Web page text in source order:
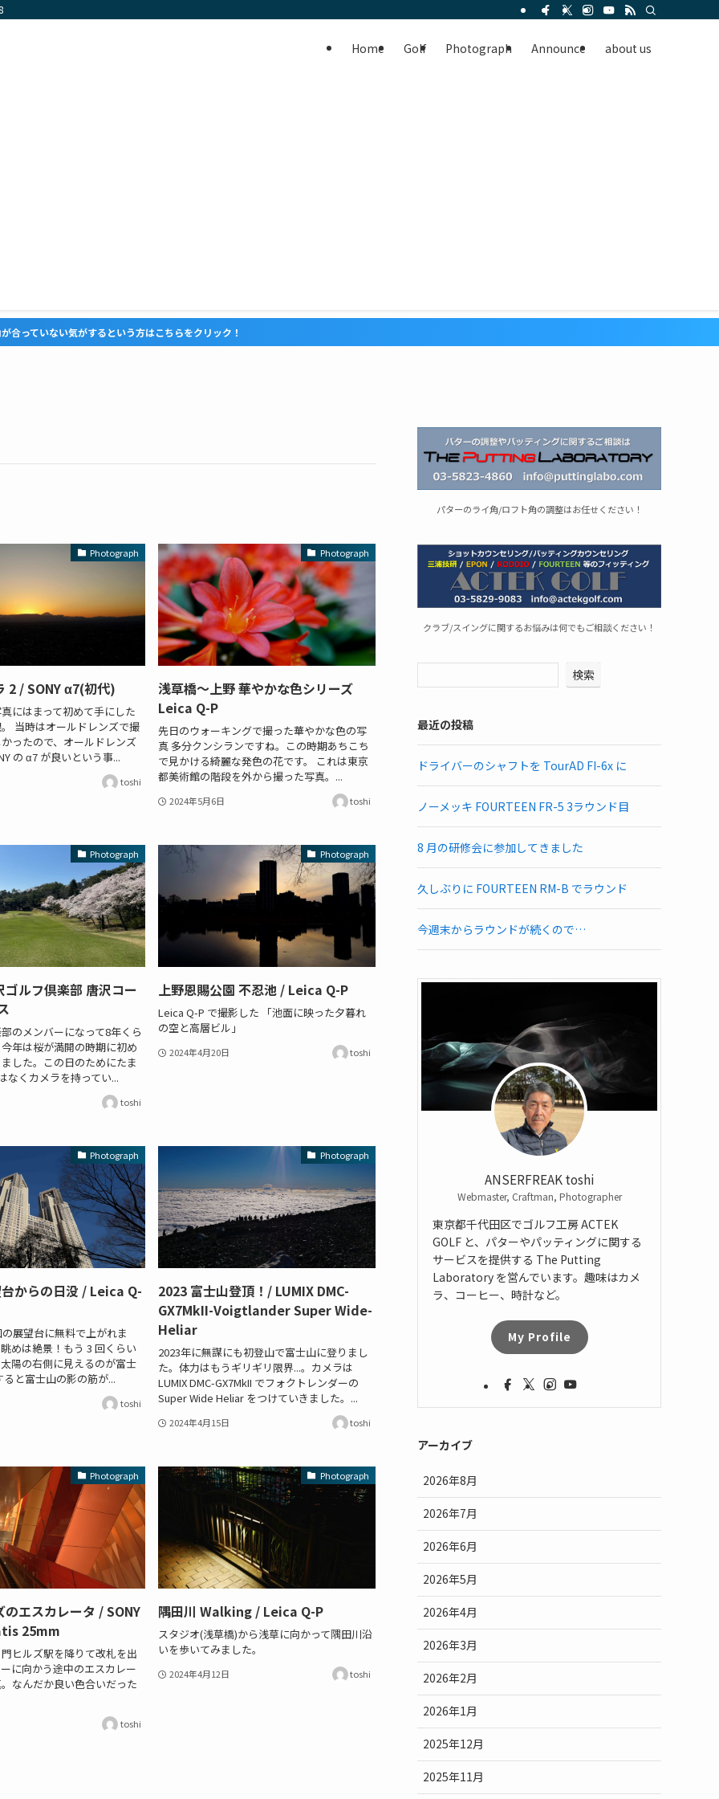
Home Golf Photograph Announce about us
という方はこちらをクリック！
Photograph
2 / SONY α7(初代)
にはまって初めて手にした
当時はオールドレンズで撮
ったので、オールドレンズ
の α7 が良いという事...
toshi
Photograph
浅草橋～上野 華やかな色シリーズ
Leica Q-P
先日のウォーキングで撮った華やかな色の写
真 多分クンシランですね。この時期あちこち
で見かける綺麗な発色の花です。 これは東京
都美術館の階段を外から撮った写真。...
2024年5月6日 toshi
Photograph
ルフ倶楽部 唐沢コー
のメンバーになって8年くら
年は桜が満開の時期に初め
した。この日のためにたま
なくカメラを持ってい...
toshi
Photograph
上野恩賜公園 不忍池 / Leica Q-P
Leica Q-P で撮影した 「池面に映った夕暮れ
の空と高層ビル」
2024年4月20日 toshi
Photograph
からの日没 / Leica Q-
展望台に無料で上がれま
めは絶景！もう 3 回くらい
陽の右側に見えるのが富士
と富士山の影の筋が...
toshi
Photograph
2023 富士山登頂！/ LUMIX DMC-
GX7MkII-Voigtlander Super Wide-
Heliar
2023年に無謀にも初登山で富士山に登りまし
た。体力はもうギリギリ限界...。カメラは
LUMIX DMC-GX7MkII でフォクトレンダーの
Super Wide Heliar をつけていきました。...
2024年4月15日 toshi
Photograph
エスカレータ / SONY
25mm
ヒルズ駅を降りて改札を出
に向かう途中のエスカレー
なんだか良い色合いだった
toshi
Photograph
隅田川 Walking / Leica Q-P
スタジオ(浅草橋)から浅草に向かって隅田川沿
いを歩いてみました。
2024年4月12日 toshi
パターのライ角/ロフト角の調整はお任せください！
クラブ/スイングに関するお悩みは何でもご相談ください！
検索
最近の投稿
ドライバーのシャフトを TourAD FI-6x に
ノーメッキ FOURTEEN FR-5 3ラウンド目
8 月の研修会に参加してきました
久しぶりに FOURTEEN RM-B でラウンド
今週末からラウンドが続くので…
ANSERFREAK toshi
Webmaster, Craftman, Photographer
東京都千代田区でゴルフ工房 ACTEK
GOLF と、パターやパッティングに関する
サービスを提供する The Putting
Laboratory を営んでいます。趣味はカメ
ラ、コーヒー、時計など。
My Profile
アーカイブ
2026年8月
2026年7月
2026年6月
2026年5月
2026年4月
2026年3月
2026年2月
2026年1月
2025年12月
2025年11月